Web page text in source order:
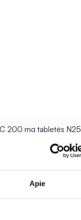
Apie
200 mg tabletės N25
€
Į krepšelį